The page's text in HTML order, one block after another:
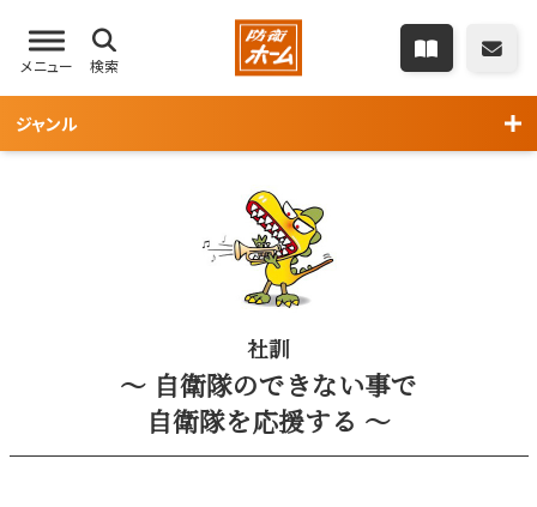
メニュー 検索
ジャンル
社訓
～ 自衛隊のできない事で
自衛隊を応援する ～